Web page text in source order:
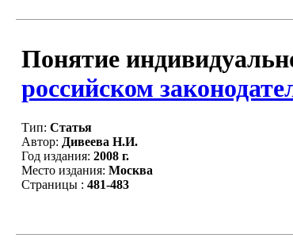
Понятие
российском
Тип: Статья
Автор: Дивеева Н.И.
Год издания: 2008 г.
Место издания: Москва
Страницы : 481-483